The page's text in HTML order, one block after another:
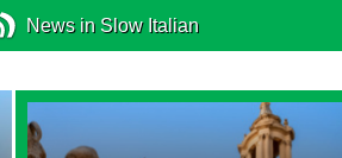
News in Slow Italian